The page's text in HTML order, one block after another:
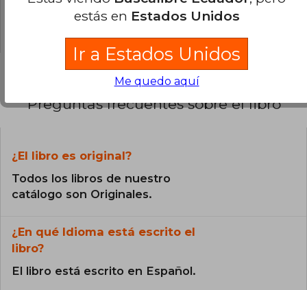
0% (0)
Preguntas frecuentes sobre el libro
¿El libro es original?
Todos los libros de nuestro
catálogo son Originales.
¿En qué Idioma está escrito el
libro?
El libro está escrito en Español.
estás en Estados Unidos
Ir a Estados Unidos
Me quedo aquí